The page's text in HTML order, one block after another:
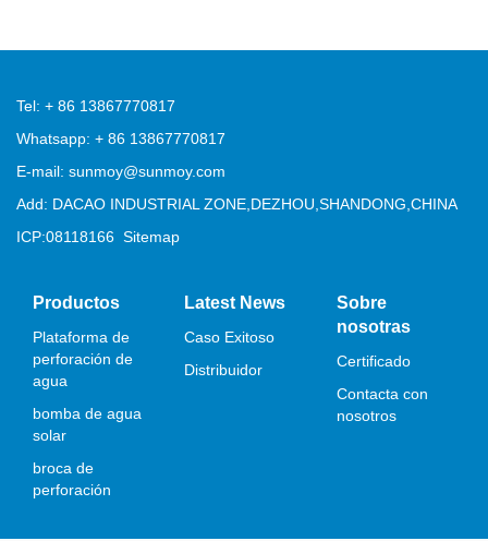
Tel: + 86 13867770817
Whatsapp: + 86 13867770817
E-mail: sunmoy@sunmoy.com
Add: DACAO INDUSTRIAL ZONE,DEZHOU,SHANDONG,CHINA
ICP:08118166 Sitemap
Productos
Plataforma de
perforación de
agua
bomba de agua
solar
broca de
perforación
Latest News
Caso Exitoso
Distribuidor
Sobre
nosotras
Certificado
Contacta con
nosotros